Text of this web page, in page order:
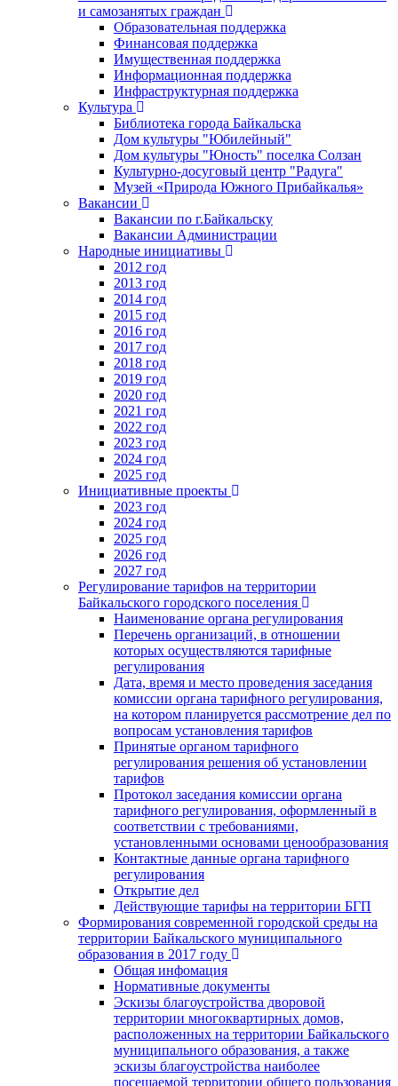
и самозанятых граждан
Образовательная поддержка
Финансовая поддержка
Имущественная поддержка
Информационная поддержка
Инфраструктурная поддержка
Культура
Библиотека города Байкальска
Дом культуры "Юбилейный"
Дом культуры "Юность" поселка Солзан
Культурно-досуговый центр "Радуга"
Музей «Природа Южного Прибайкалья»
Вакансии
Вакансии по г.Байкальску
Вакансии Администрации
Народные инициативы
2012 год
2013 год
2014 год
2015 год
2016 год
2017 год
2018 год
2019 год
2020 год
2021 год
2022 год
2023 год
2024 год
2025 год
Инициативные проекты
2023 год
2024 год
2025 год
2026 год
2027 год
Регулирование тарифов на территории
Байкальского городского поселения
Наименование органа регулирования
Перечень организаций, в отношении
которых осуществляются тарифные
регулирования
Дата, время и место проведения заседания
комиссии органа тарифного регулирования,
на котором планируется рассмотрение дел по
вопросам установления тарифов
Принятые органом тарифного
регулирования решения об установлении
тарифов
Протокол заседания комиссии органа
тарифного регулирования, оформленный в
соответствии с требованиями,
установленными основами ценообразования
Контактные данные органа тарифного
регулирования
Открытие дел
Действующие тарифы на территории БГП
Формирования современной городской среды на
территории Байкальского муниципального
образования в 2017 году
Общая инфомация
Нормативные документы
Эскизы благоустройства дворовой
территории многоквартирных домов,
расположенных на территории Байкальского
муниципального образования, а также
эскизы благоустройства наиболее
посещаемой территории общего пользования